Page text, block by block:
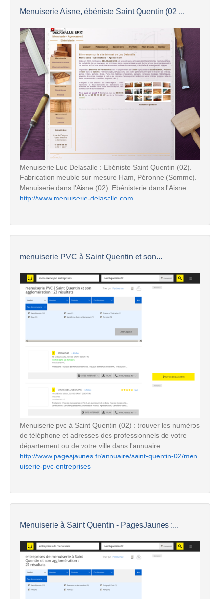
Menuiserie Aisne, ébéniste Saint Quentin (02 ...
Menuiserie Luc Delasalle : Ebéniste Saint Quentin (02).
Fabrication meuble sur mesure Ham, Péronne (Somme).
Menuiserie dans l'Aisne (02). Ebénisterie dans l'Aisne ...
http://www.menuiserie-delasalle.com
menuiserie PVC à Saint Quentin et son...
Menuiserie pvc à Saint Quentin (02) : trouver les numéros
de téléphone et adresses des professionnels de votre
département ou de votre ville dans l'annuaire ...
http://www.pagesjaunes.fr/annuaire/saint-quentin-02/men
uiserie-pvc-entreprises
Menuiserie à Saint Quentin - PagesJaunes :...